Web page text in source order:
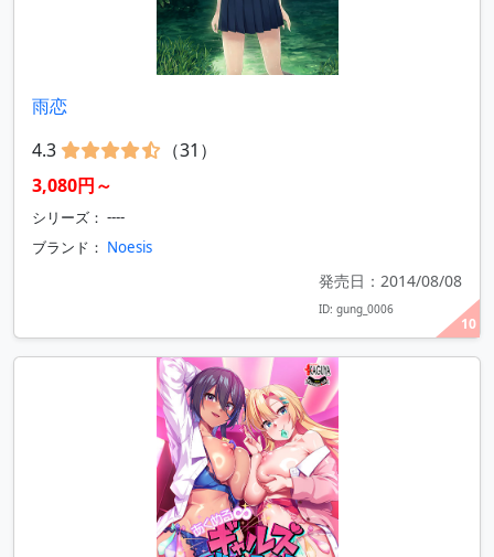
10
雨恋
4.3
（31）
3,080円～
シリーズ： ----
ブランド： Noesis
発売日：2014/08/08
ID: gung_0006